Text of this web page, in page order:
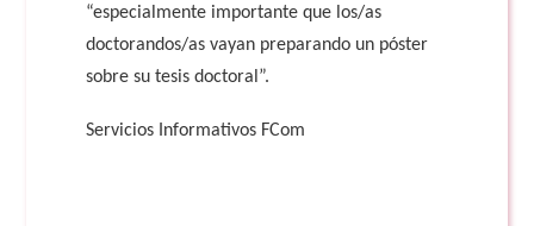
“especialmente importante que los/as
doctorandos/as vayan preparando un póster
sobre su tesis doctoral”.
Servicios Informativos FCom